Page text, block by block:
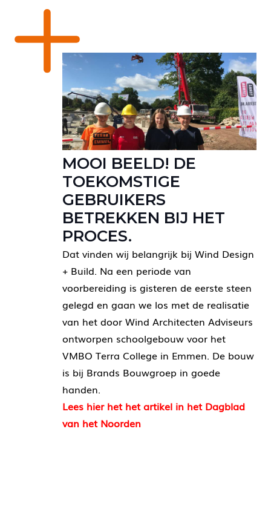
MOOI BEELD! DE
TOEKOMSTIGE
GEBRUIKERS
BETREKKEN BIJ HET
PROCES.
Dat vinden wij belangrijk bij Wind Design
+ Build. Na een periode van
voorbereiding is gisteren de eerste steen
gelegd en gaan we los met de realisatie
van het door Wind Architecten Adviseurs
ontworpen schoolgebouw voor het
VMBO Terra College in Emmen. De bouw
is bij Brands Bouwgroep in goede
handen.
Lees hier het het artikel in het Dagblad
van het Noorden